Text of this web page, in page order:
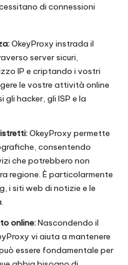
di connessioni
OkeyProxy instrada il
server sicuri,
IP e criptando i vostri
le vostre attività online
hacker, gli ISP e la
OkeyProxy permette
consentendo
che potrebbero non
regione. È particolarmente
i siti web di notizie e le
online:Nascondendo il
vi aiuta a mantenere
essere fondamentale per